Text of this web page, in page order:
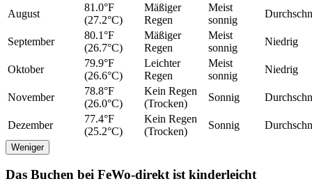
August
81.0°F
(27.2°C)
Mäßiger
Regen
Meist
sonnig
September
80.1°F
(26.7°C)
Mäßiger
Regen
Meist
sonnig
Niedrig
Oktober
79.9°F
(26.6°C)
Leichter
Regen
Meist
sonnig
Niedrig
November
78.8°F
(26.0°C)
Kein Regen
(Trocken)
Sonnig
Dezember
77.4°F
(25.2°C)
Kein Regen
(Trocken)
Sonnig
Weniger
Das Buchen bei FeWo-direkt ist kinderleicht